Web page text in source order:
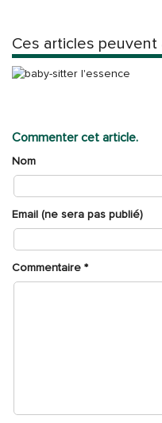
Ces articles
Gérer le budget d’essence
Commenter cet article.
Nom
Email (ne sera pas publié)
Commentaire *